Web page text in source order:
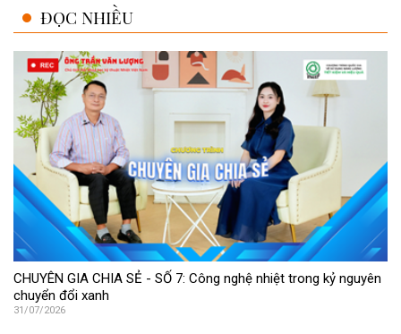
ĐỌC NHIỀU
CHUYÊN GIA CHIA SẺ - SỐ 7: Công nghệ nhiệt trong kỷ nguyên
chuyển đổi xanh
31/07/2026